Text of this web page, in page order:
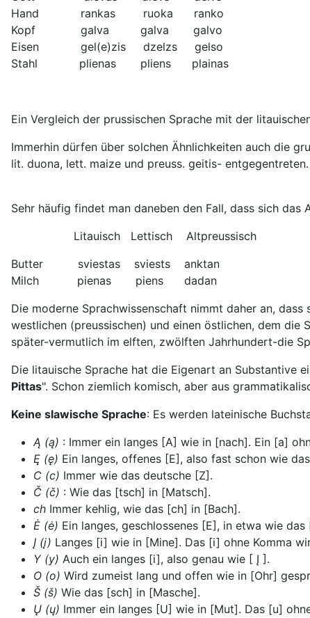
Hand rankas ruoka ranko
Kopf galva galva galvo
Eisen gel(e)zis dzelzs gelso
Stahl plienas pliens plainas
Ein Vergleich der prussischen Sprache mit der
Immerhin dürfen über solchen Ähnlichkeiten auch die
lit. duona, lett. maize und preuss. geitis- entgegentreten.
Sehr häufig findet man daneben den Fall, dass sich
Litauisch Lettisch Altpreussisch
Butter sviestas sviests anktan
Milch pienas piens dadan
Die moderne Sprachwissenschaft nimmt daher an,
westlichen (preussischen) und einen östlichen, dem die
später-vermutlich im elften, zwölften Jahrhundert-die
Die litauische Sprache hat die Eigenart an Substantive
Pittas". Schon ziemlich komisch, aber aus
Keine slawische Sprache: Es werden lateinische
Ą (ą) : Immer ein langes [A] wie in [nach]. Ein [a]
Ę (ę) Ein langes, offenes [E], also fast schon wie
C (c) Immer wie das deutsche [Z].
Č (č) : Wie das [tsch] in [Matsch].
ch Immer kehlig, wie das [ch] in [Bach].
Ė (ė) Ein langes, geschlossenes [E], in etwa wie
Į (į) Langes [i] wie in [Mine]. Das [i] ohne Komma
Y (y) Auch ein langes [i], also genau wie [ Į ].
O (o) Wird zumeist lang und offen wie in [Ohr]
Š (š) Wie das [sch] in [Masche].
Ų (ų) Immer ein langes [U] wie in [Mut]. Das [u]